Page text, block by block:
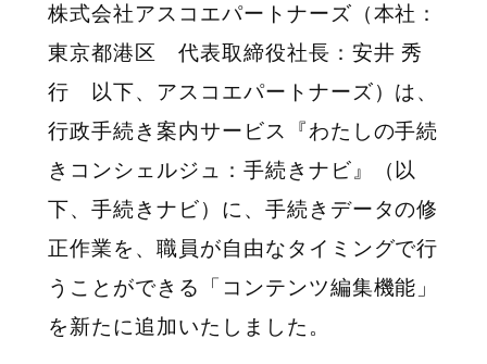
株式会社アスコエパートナーズ（本社：
東京都港区 代表取締役社長：安井 秀
行 以下、アスコエパートナーズ）は、
行政手続き案内サービス『わたしの手続
きコンシェルジュ：手続きナビ』（以
下、手続きナビ）に、手続きデータの修
正作業を、職員が自由なタイミングで行
うことができる「コンテンツ編集機能」
を新たに追加いたしました。